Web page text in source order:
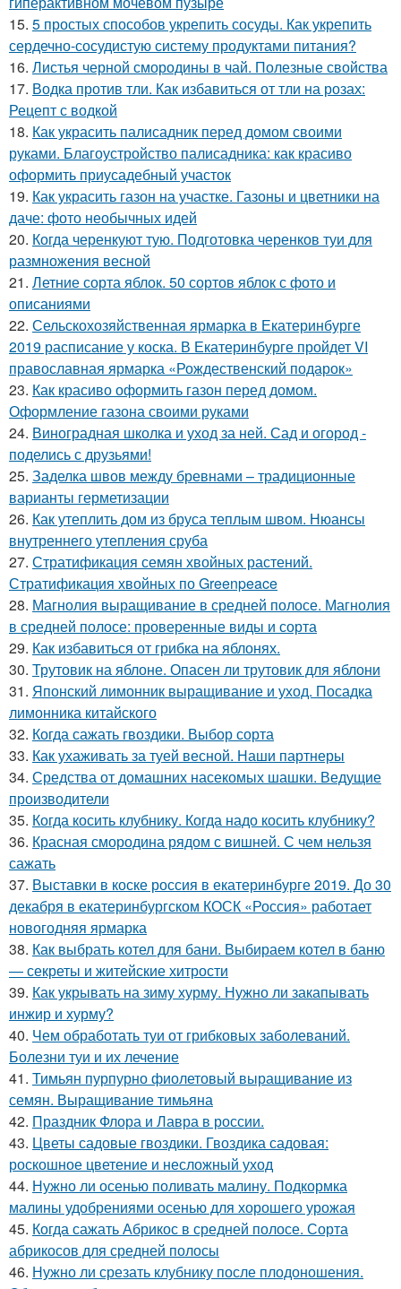
15. 5 простых способов укрепить сосуды. Как укрепить
сердечно-сосудистую систему продуктами питания?
16. Листья черной смородины в чай. Полезные свойства
17. Водка против тли. Как избавиться от тли на розах:
Рецепт с водкой
18. Как украсить палисадник перед домом своими
руками. Благоустройство палисадника: как красиво
оформить приусадебный участок
19. Как украсить газон на участке. Газоны и цветники на
даче: фото необычных идей
20. Когда черенкуют тую. Подготовка черенков туи для
размножения весной
21. Летние сорта яблок. 50 сортов яблок с фото и
описаниями
22. Сельскохозяйственная ярмарка в Екатеринбурге
2019 расписание у коска. В Екатеринбурге пройдет VI
православная ярмарка «Рождественский подарок»
23. Как красиво оформить газон перед домом.
Оформление газона своими руками
24. Виноградная школка и уход за ней. Сад и огород -
поделись с друзьями!
25. Заделка швов между бревнами – традиционные
варианты герметизации
26. Как утеплить дом из бруса теплым швом. Нюансы
внутреннего утепления сруба
27. Стратификация семян хвойных растений.
Стратификация хвойных по Greenpeace
28. Магнолия выращивание в средней полосе. Магнолия
в средней полосе: проверенные виды и сорта
29. Как избавиться от грибка на яблонях.
30. Трутовик на яблоне. Опасен ли трутовик для яблони
31. Японский лимонник выращивание и уход. Посадка
лимонника китайского
32. Когда сажать гвоздики. Выбор сорта
33. Как ухаживать за туей весной. Наши партнеры
34. Средства от домашних насекомых шашки. Ведущие
производители
35. Когда косить клубнику. Когда надо косить клубнику?
36. Красная смородина рядом с вишней. С чем нельзя
сажать
37. Выставки в коске россия в екатеринбурге 2019. До 30
декабря в екатеринбургском КОСК «Россия» работает
новогодняя ярмарка
38. Как выбрать котел для бани. Выбираем котел в баню
— секреты и житейские хитрости
39. Как укрывать на зиму хурму. Нужно ли закапывать
инжир и хурму?
40. Чем обработать туи от грибковых заболеваний.
Болезни туи и их лечение
41. Тимьян пурпурно фиолетовый выращивание из
семян. Выращивание тимьяна
42. Праздник Флора и Лавра в россии.
43. Цветы садовые гвоздики. Гвоздика садовая:
роскошное цветение и несложный уход
44. Нужно ли осенью поливать малину. Подкормка
малины удобрениями осенью для хорошего урожая
45. Когда сажать Абрикос в средней полосе. Сорта
абрикосов для средней полосы
46. Нужно ли срезать клубнику после плодоношения.